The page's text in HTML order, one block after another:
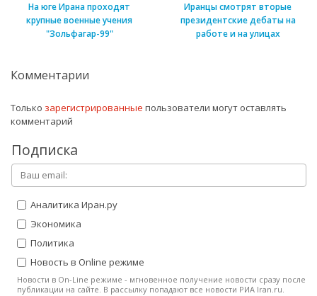
На юге Ирана проходят
крупные военные учения
"Зольфагар-99"
Иранцы смотрят вторые
президентские дебаты на
работе и на улицах
Комментарии
Только зарегистрированные пользователи могут оставлять
комментарий
Подписка
Аналитика Иран.ру
Экономика
Политика
Новость в Online режиме
Новости в On-Line режиме - мгновенное получение новости сразу после
публикации на сайте. В рассылку попадают все новости РИА Iran.ru.